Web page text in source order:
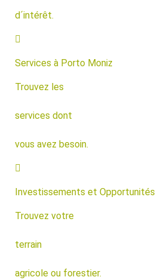
d´intérêt.
Services à Porto Moniz
Trouvez les
services dont
vous avez besoin.
Investissements et Opportunités
Trouvez votre
terrain
agricole ou forestier.